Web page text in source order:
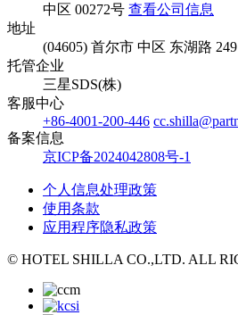
中区 00272号 查看公司信息
地址
(04605) 首尔市 中区 东湖路 249
托管企业
三星SDS(株)
客服中心
+86-4001-200-446
备案信息
京ICP备2024042808号-1
个人信息处理政策
使用条款
应用程序隐私政策
© HOTEL SHILLA CO.,LTD. ALL